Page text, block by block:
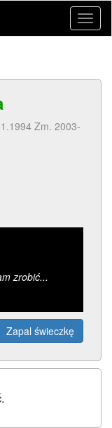
Zm. 2003-
zrobić...
Zapal świeczkę